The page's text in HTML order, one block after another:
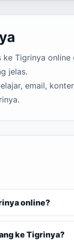
Tigrinya
jelas.
email,
online?
ke Tigrinya?